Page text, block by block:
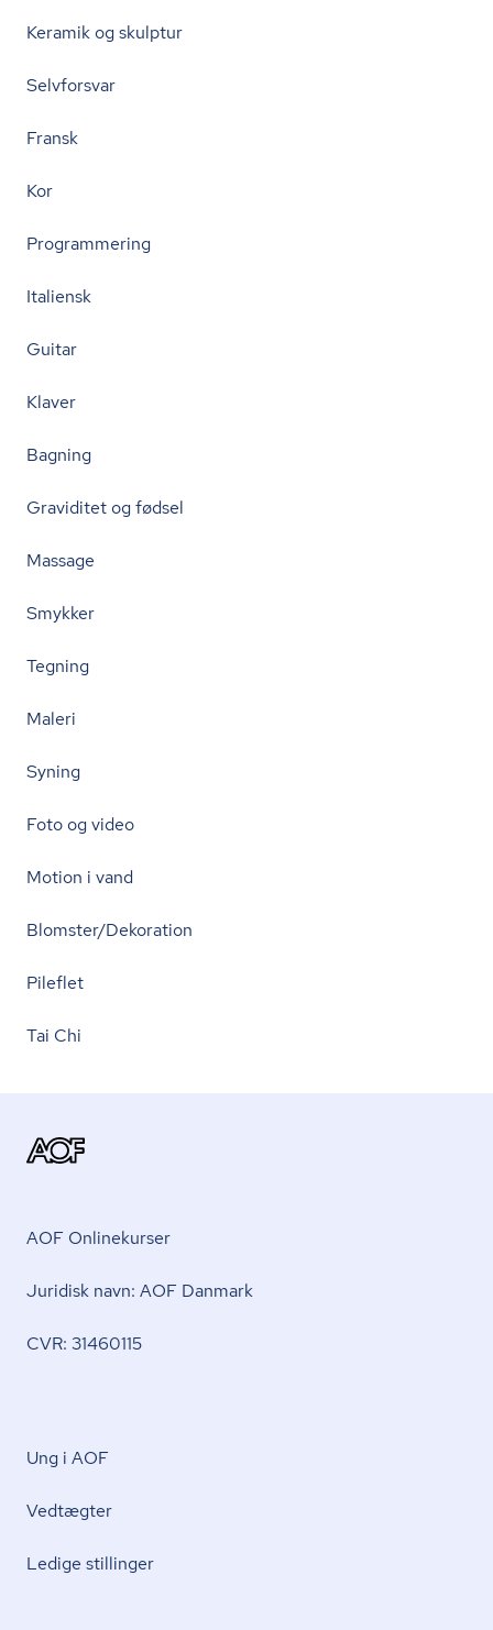
Keramik og skulptur
Selvforsvar
Fransk
Kor
Programmering
Italiensk
Guitar
Klaver
Bagning
Graviditet og fødsel
Massage
Smykker
Tegning
Maleri
Syning
Foto og video
Motion i vand
Blomster/Dekoration
Pileflet
Tai Chi
AOF Onlinekurser
Juridisk navn: AOF Danmark
CVR: 31460115
Ung i AOF
Vedtægter
Ledige stillinger